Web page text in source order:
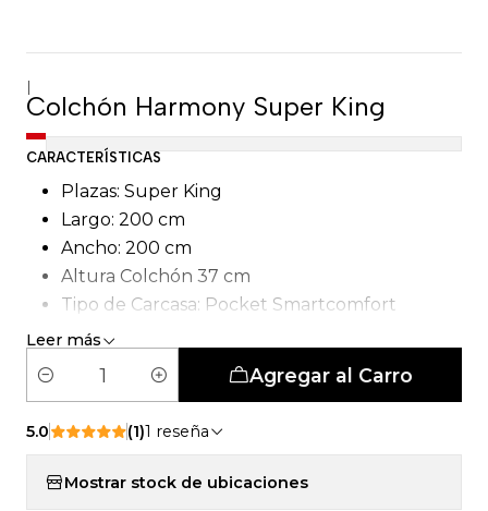
|
Colchón Harmony Super King
CARACTERÍSTICAS
Plazas: Super King
Largo: 200 cm
Ancho: 200 cm
Altura Colchón 37 cm
Tipo de Carcasa: Pocket Smartcomfort
Leer más
Agregar al Carro
5.0 (1)1 reseña
Mostrar stock de ubicaciones